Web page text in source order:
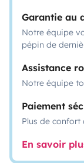
Garantie au
Notre équipe
pépin de
Assistance
Notre équipe
Paiement
Plus de
En savoir